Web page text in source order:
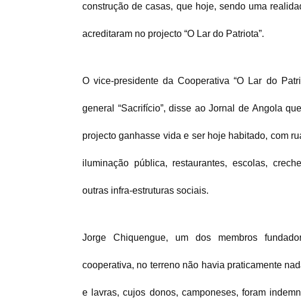
construção de casas, que hoje, sendo uma
acreditaram no projecto “O Lar do Patriota”.
O vice-presidente da Cooperativa “O Lar do
general “Sacrifício”, disse ao Jornal de Angola
projecto ganhasse vida e ser hoje habitado, com
iluminação pública, restaurantes, escolas,
outras infra-estruturas sociais.
Jorge Chiquengue, um dos membros
cooperativa, no terreno não havia praticamente
e lavras, cujos donos, camponeses, foram